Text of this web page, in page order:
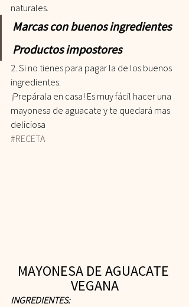
naturales.
Marcas con buenos ingredientes
Productos impostores
2. Si no tienes para pagar la de los buenos
ingredientes:
¡Prepárala en casa! Es muy fácil hacer una
mayonesa de aguacate y te quedará mas
deliciosa
#RECETA
MAYONESA DE AGUACATE
VEGANA
INGREDIENTES: